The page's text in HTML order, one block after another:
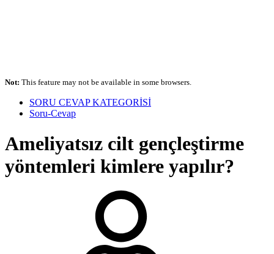
Not: This feature may not be available in some browsers.
SORU CEVAP KATEGORİSİ
Soru-Cevap
Ameliyatsız cilt gençleştirme
yöntemleri kimlere yapılır?